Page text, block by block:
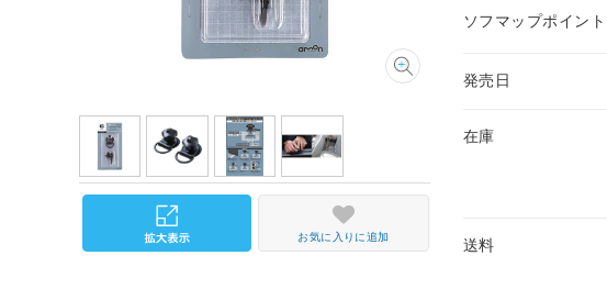
ソフマップポイント
発売日
在庫
送料
お気に入りに追加